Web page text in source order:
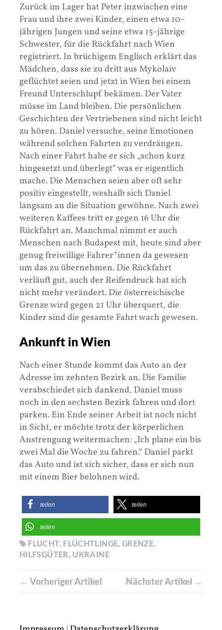
Zurück im Lager hat Peter inzwischen eine
Frau und ihre zwei Kinder, einen etwa 10-
jährigen Jungen und seine etwa 15-jährige
Schwester, für die Rückfahrt nach Wien
registriert. In brüchigem Englisch erklärt das
Mädchen, dass sie zu dritt aus Mykolaiv
geflüchtet seien und jetzt in Wien bei einem
Freund Unterschlupf bekämen. Der Vater
müsse im Land bleiben. Die persönlichen
Geschichten der Vertriebenen sind nicht leicht
zu hören. Daniel versuche, seine Emotionen
während solchen Fahrten zu verdrängen.
Nach einer Fahrt habe er sich „schon kurz
hingesetzt und überlegt“ was er eigentlich
mache. Die Menschen seien aber oft sehr
positiv eingestellt, weshalb sich Daniel
langsam an die Situation gewöhne. Nach zwei
weiteren Kaffees tritt er gegen 16 Uhr die
Rückfahrt an. Manchmal nimmt er auch
Menschen nach Budapest mit, heute sind aber
genug freiwillige Fahrer*innen da gewesen
um das zu übernehmen. Die Rückfahrt
verläuft gut, auch der Reifendruck hat sich
nicht mehr verändert. Die österreichische
Grenze wird gegen 21 Uhr überquert, die
Kinder sind die gesamte Fahrt wach gewesen.
Ankunft in Wien
Nach einer Stunde kommt das Auto an der
Adresse im zehnten Bezirk an. Die Familie
verabschiedet sich dankend, Daniel muss
noch in den sechsten Bezirk fahren und dort
parken. Ein Ende seiner Arbeit ist noch nicht
in Sicht, er möchte trotz der körperlichen
Anstrengung weitermachen: „Ich plane ein bis
zwei Mal die Woche zu fahren.“ Daniel parkt
das Auto und ist sich sicher, dass er sich nun
mit einem Bier belohnen wird.
teilen teilen
teilen
FLUCHT, FLÜCHTLINGE, GRENZE,
HILFSGÜTER, UKRAINE
← Vorheriger Artikel Nächster Artikel →